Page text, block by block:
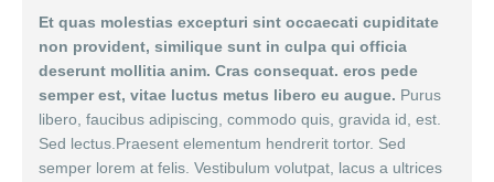
Et quas molestias excepturi sint occaecati cupiditate
non provident, similique sunt in culpa qui officia
deserunt mollitia anim. Cras consequat. eros pede
semper est, vitae luctus metus libero eu augue. Purus
libero, faucibus adipiscing, commodo quis, gravida id, est.
Sed lectus.Praesent elementum hendrerit tortor. Sed
semper lorem at felis. Vestibulum volutpat, lacus a ultrices